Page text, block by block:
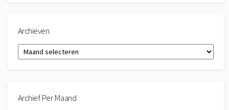
Archieven
Archieven
Archief Per Maand